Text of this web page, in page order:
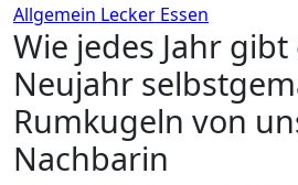
Allgemein Lecker Essen
Wie jedes Jahr gibt
Neujahr
Rumkugeln von
Nachbarin